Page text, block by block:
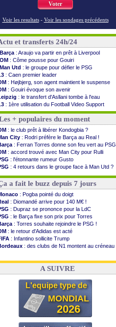
Voter
Voir les resultats - Voir les sondages précédents
et transferts 24h/24
Barça : Araujo va partir en prêt à Liverpool
OM : Côme pousse pour Gouiri
Man Utd : le groupe pour défier le PSG
: Caen premier leader
: Højbjerg, son agent maintient le suspense
: Gouiri évoque son avenir
: le transfert d'Asllani tombe à l'eau
: 1ère utilisation du Football Video Support
: Benatia envoie une pique à Longoria
: Al-Ahli veut Pape Gueye
: la dernière saison de Fonseca ?
: un nouveau prétendant pour Højbjerg
: un gardien norvégien en approche ?
: McCourt a versé 120 M€ en 2026
: 4 retours dans le groupe face à Man Utd ...
: Kevin Carlos va partir en Italie
: prison avec sursis requis contre un arbitre
: c'est signé pour Luca Zidane (off.)
: Ruggeri en route pour Aston Villa
: Filipe Luis soutient Biereth
: Mangala prêté à Getafe (officiel)
: Nsoki va signer en Croatie
: Naples vise Gabriel Jesus
: Mastantuono prêté à la Fiorentina (off.)
Voir les brèves précédentes
+ populaires du moment
: le club prêt à libérer Kondogbia ?
City : Rodri préfère le Barça au Real !
: Ferran Torres donne son feu vert au PSG
: accord trouvé avec Man City pour Rulli
: l'étonnante rumeur Gusto
: 4 retours dans le groupe face à Man Utd ?
: Lucas Perri a été approché
a fait le buzz depuis 7 jours
: Pogba pointé du doigt
: Diomandé arrive pour 140 M€ !
: Dupraz se prononce pour la LdC
: le Barça fixe son prix pour Torres
: Torres souhaite rejoindre le PSG !
: le retour d'Adidas est acté
: Infantino sollicite Trump
: des clubs de N1 montent au créneau
: le démenti de Leipzig pour Diomandé
A SUIVRE
L'equipe type de
MONDIAL
2026